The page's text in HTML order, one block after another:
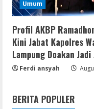
Umum
Profil AKBP
Kini Jabat Kapolres
Lampung Doakan
Ferdi ansyah
BERITA POPULER
5
1
Lan